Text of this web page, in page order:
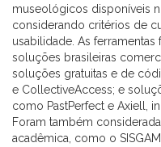
museológicos disponíveis
considerando critérios de
usabilidade. As
soluções brasileiras
soluções gratuitas e de
e CollectiveAccess; e
como PastPerfect e Axiell,
Foram também
acadêmica, como o